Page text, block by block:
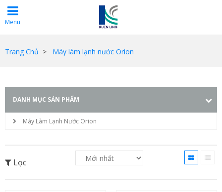
Menu
Trang Chủ > Máy làm lạnh nước Orion
DANH MỤC SẢN PHẨM
Máy Làm Lạnh Nước Orion
Lọc